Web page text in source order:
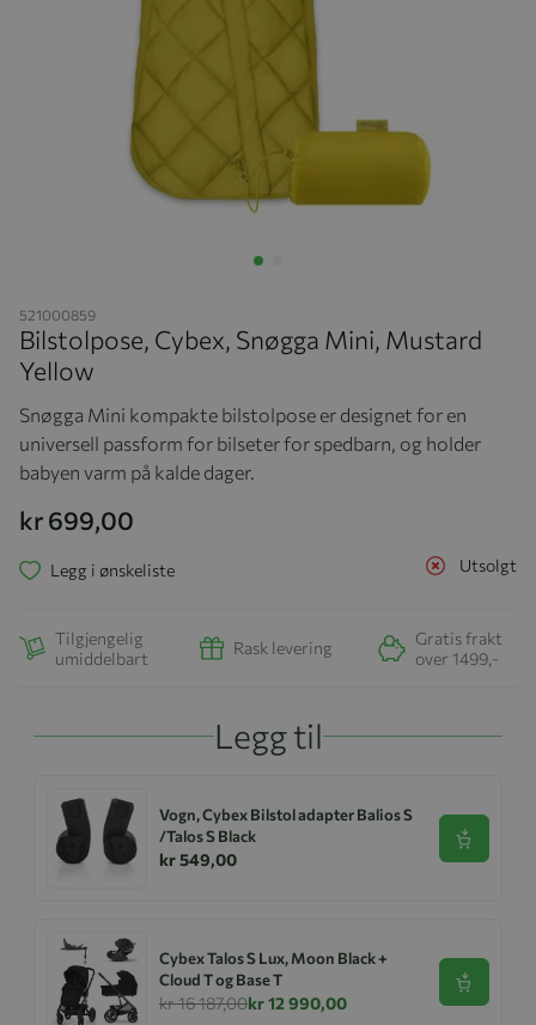
521000859
Bilstolpose, Cybex, Snøgga Mini, Mustard
Yellow
Snøgga Mini kompakte bilstolpose er designet for en
universell passform for bilseter for spedbarn, og holder
babyen varm på kalde dager.
kr 699,00
Utsolgt
Legg i ønskeliste
Tilgjengelig
umiddelbart
Rask levering
Gratis frakt
over 1499,-
Legg til
Vogn, Cybex Bilstol adapter Balios S
/Talos S Black
kr 549,00
Se
Cybex Talos S Lux, Moon Black +
Cloud T og Base T
kr 16 187,00kr 12 990,00
Se